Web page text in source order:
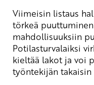
Viimeisin listaus
törkeä
mahdollisuuksiin
Potilasturvalaiksi
kieltää lakot ja voi
työntekijän takaisin